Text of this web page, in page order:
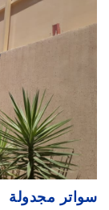
سواتر مجدولة